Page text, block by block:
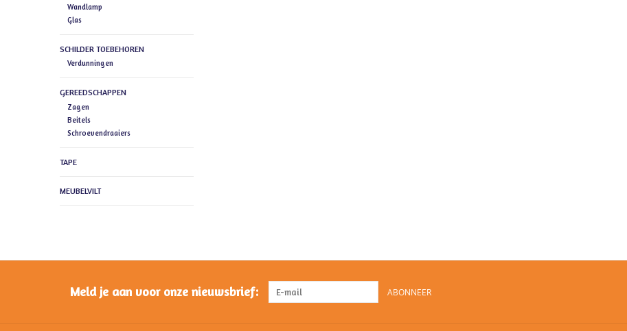
Wandlamp
Glas
SCHILDER TOEBEHOREN
Verdunningen
GEREEDSCHAPPEN
Zagen
Beitels
Schroevendraaiers
TAPE
MEUBELVILT
Meld je aan voor onze nieuwsbrief: ABONNEER